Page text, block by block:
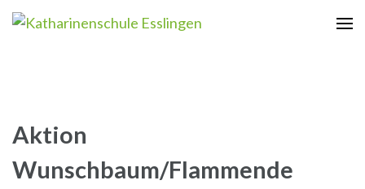
Zum
Inhalt
Aktion
Wunschbaum/Flammende